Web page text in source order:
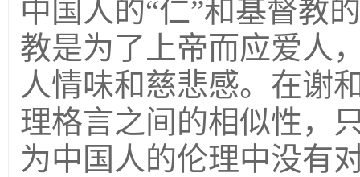
中国人的“仁”和基督教
教是为了上帝而应爱人
人情味和慈悲感。在谢
理格言之间的相似性，
为中国人的伦理中没有